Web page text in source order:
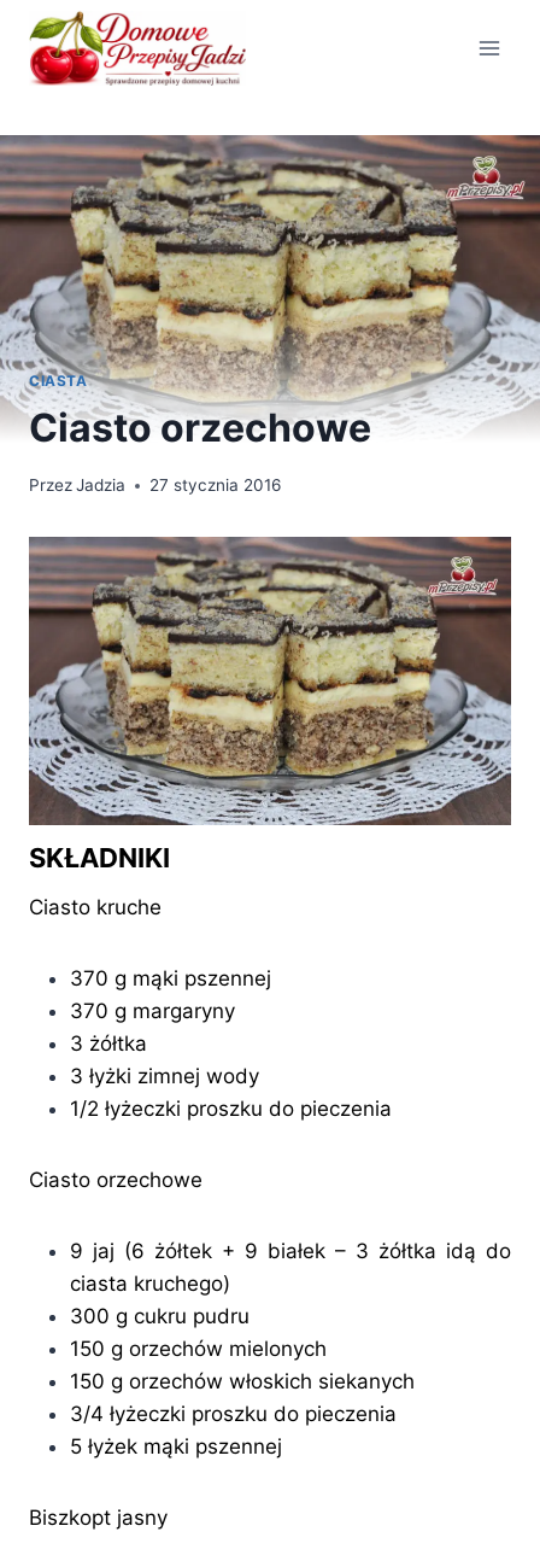
Przejdź
treści
CIASTA
Ciasto orzechowe
PrzezJadzia 27 stycznia 2016
SKŁADNIKI
Ciasto kruche
370 g mąki pszennej
370 g margaryny
3 żółtka
3 łyżki zimnej wody
1/2 łyżeczki proszku do pieczenia
Ciasto orzechowe
9 jaj (6 żółtek + 9 białek – 3 żółtka idą do
ciasta kruchego)
300 g cukru pudru
150 g orzechów mielonych
150 g orzechów włoskich siekanych
3/4 łyżeczki proszku do pieczenia
5 łyżek mąki pszennej
Biszkopt jasny